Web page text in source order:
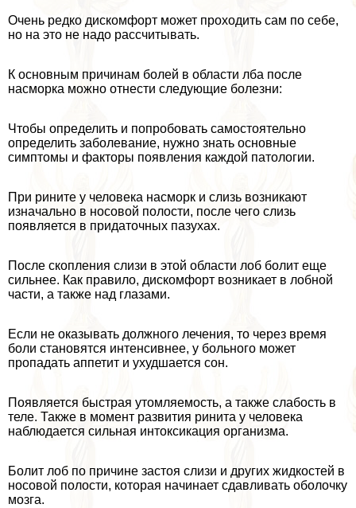
Очень редко дискомфорт может проходить сам по себе,
но на это не надо рассчитывать.
К основным причинам болей в области лба после
насморка можно отнести следующие болезни:
Чтобы определить и попробовать самостоятельно
определить заболевание, нужно знать основные
симптомы и факторы появления каждой патологии.
При рините у человека насморк и слизь возникают
изначально в носовой полости, после чего слизь
появляется в придаточных пазухах.
После скопления слизи в этой области лоб болит еще
сильнее. Как правило, дискомфорт возникает в лобной
части, а также над глазами.
Если не оказывать должного лечения, то через время
боли становятся интенсивнее, у больного может
пропадать аппетит и ухудшается сон.
Появляется быстрая утомляемость, а также слабость в
теле. Также в момент развития ринита у человека
наблюдается сильная интоксикация организма.
Болит лоб по причине застоя слизи и других жидкостей в
носовой полости, которая начинает сдавливать оболочку
мозга.